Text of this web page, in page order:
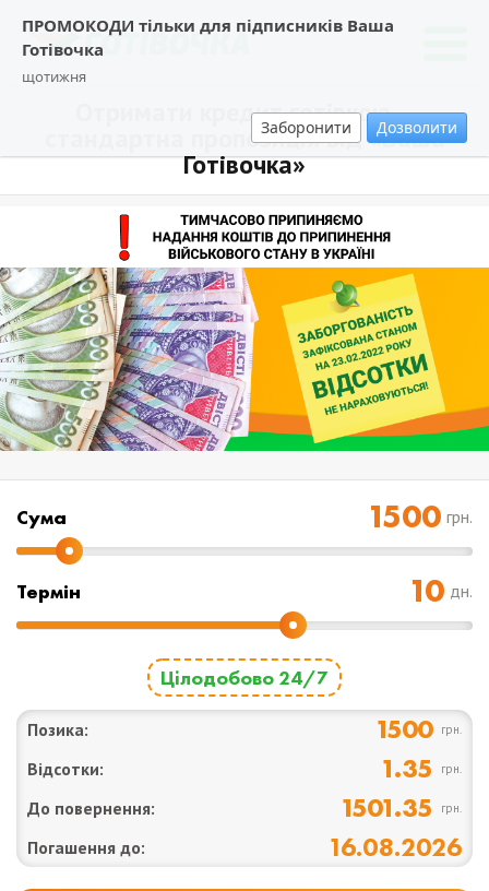
ПРОМОКОДИ тільки для підписників Ваша
Готівочка
щотижня
Заборонити Дозволити
Отримати кредит готівкою –
стандартна пропозиція від «Ваша
Готівочка»
Cума грн.
Термін дн.
Цілодобово 24/7
Позика: 1500 грн.
Відсотки: 1.35 грн.
До повернення: 1501.35 грн.
Погашення до: 16.08.2026